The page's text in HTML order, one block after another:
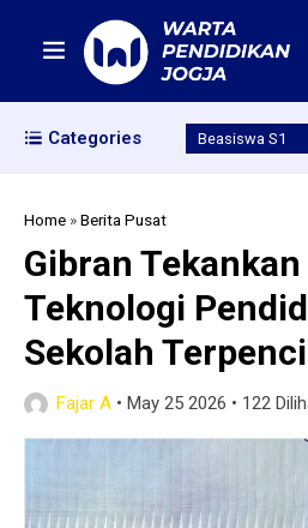
Categories Beasiswa S1
Home »Berita Pusat
Gibran
Teknologi
Sekolah
Fajar A • May 25 2026 • 122